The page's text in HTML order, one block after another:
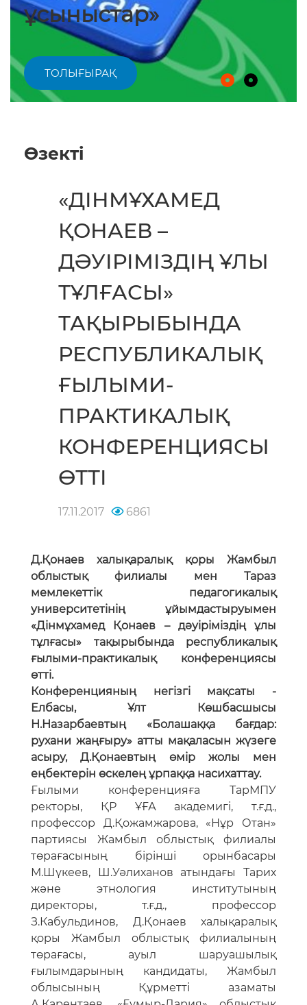
ұсыныстар»
ТОЛЫҒЫРАҚ
Өзектi
«ДІНМҰХАМЕД
ҚОНАЕВ –
ДӘУІРІМІЗДІҢ ҰЛЫ
ТҰЛҒАСЫ»
ТАҚЫРЫБЫНДА
РЕСПУБЛИКАЛЫҚ
ҒЫЛЫМИ-
ПРАКТИКАЛЫҚ
КОНФЕРЕНЦИЯСЫ
ӨТТІ
17.11.2017 6861
Д.Қонаев халықаралық қоры Жамбыл
облыстық филиалы мен Тараз
мемлекеттік педагогикалық
университетінің ұйымдастыруымен
«Дінмұхамед Қонаев – дәуіріміздің ұлы
тұлғасы» тақырыбында республикалық
ғылыми-практикалық конференциясы
өтті.
Конференцияның негізгі мақсаты -
Елбасы, Ұлт Көшбасшысы
Н.Назарбаевтың «Болашаққа бағдар:
рухани жаңғыру» атты мақаласын жүзеге
асыру, Д.Қонаевтың өмір жолы мен
еңбектерін өскелең ұрпаққа насихаттау.
Ғылыми конференцияға ТарМПУ
ректоры, ҚР ҰҒА академигі, т.ғ.д.,
профессор Д.Қожамжарова, «Нұр Отан»
партиясы Жамбыл облыстық филиалы
төрағасының бірінші орынбасары
М.Шүкеев, Ш.Уәлиханов атындағы Тарих
және этнология институтының
директоры, т.ғ.д., профессор
З.Кабульдинов, Д.Қонаев халықаралық
қоры Жамбыл облыстық филиалының
төрағасы, ауыл шаруашылық
ғылымдарының кандидаты, Жамбыл
облысының Құрметті азаматы